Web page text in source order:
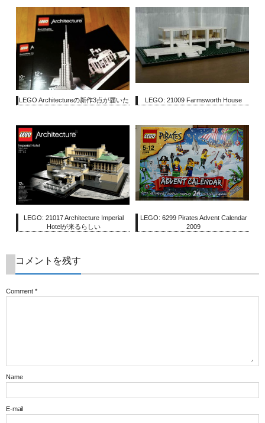
LEGO Architectureの新作3点が届いた LEGO: 21009 Farmsworth House
LEGO: 21017 Architecture Imperial
Hotelが来るらしい
LEGO: 6299 Pirates Advent Calendar
2009
コメントを残す
Comment *
Name
E-mail